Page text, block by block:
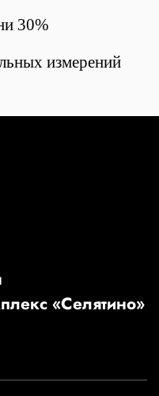
30%
измерений
«Селятино»